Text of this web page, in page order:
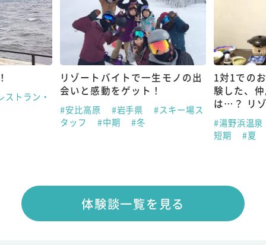
ストラン・
リゾートバイトで一生モノの出
会いと感動をゲット！
#安比高原 #岩手県
#スキー場ス
タッフ
#中期 #冬
1対1での
験した、
は…？ リ
#湯野浜温泉
短期
#夏
体験談一覧を見る